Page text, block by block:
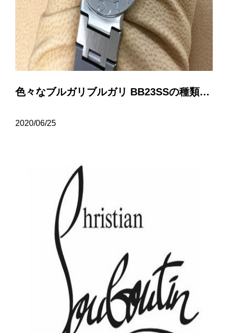
色々なブルガリブルガリ BB23SSの種類について…
2020/06/25